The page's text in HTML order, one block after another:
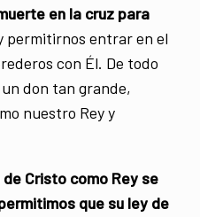
en la cruz para
permitirnos entrar en el
con Él. De todo
don tan grande,
nuestro Rey y
Cristo como Rey se
que su ley de